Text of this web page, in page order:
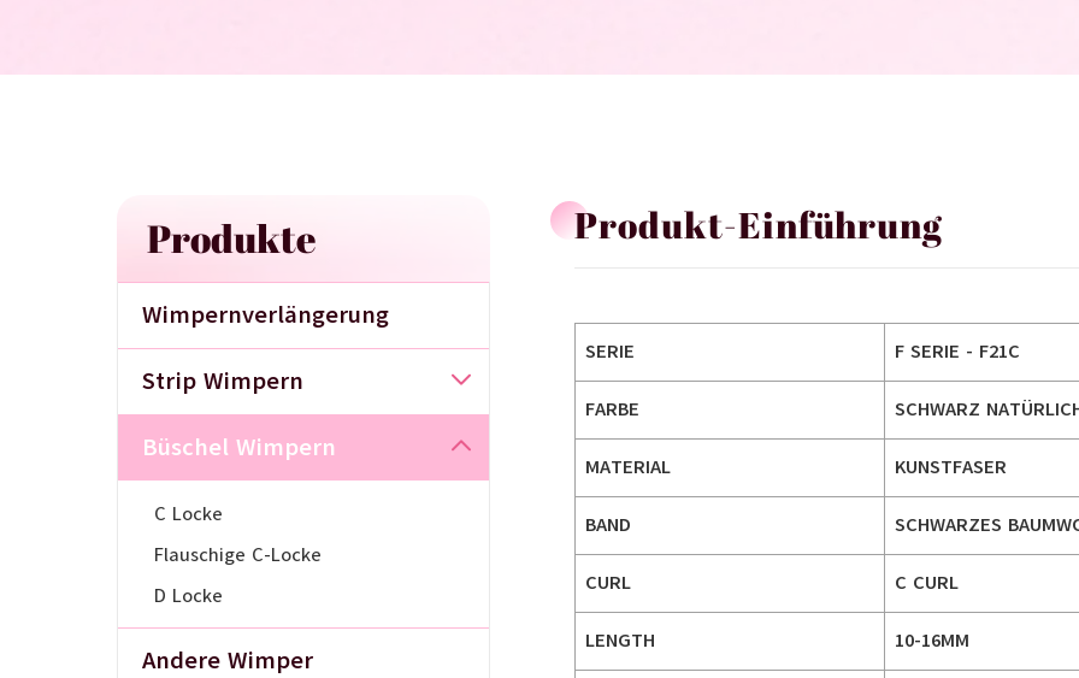
Produkte
Wimpernverlängerung
Strip Wimpern
Büschel Wimpern
C Locke
Flauschige C-Locke
D Locke
Andere Wimper
Produkt-Einführung
SERIE F SERIE - F21C
FARBE SCHWARZ
MATERIAL KUNSTFASER
BAND SCHWARZES
CURL C CURL
LENGTH 10-16MM